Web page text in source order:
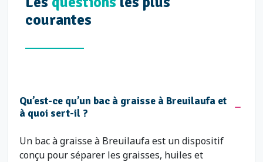
courantes
Qu’est-ce qu’un bac à graisse à Breuilaufa et
à quoi sert-il ?
Un bac à graisse à Breuilaufa est un dispositif
conçu pour séparer les graisses, huiles et